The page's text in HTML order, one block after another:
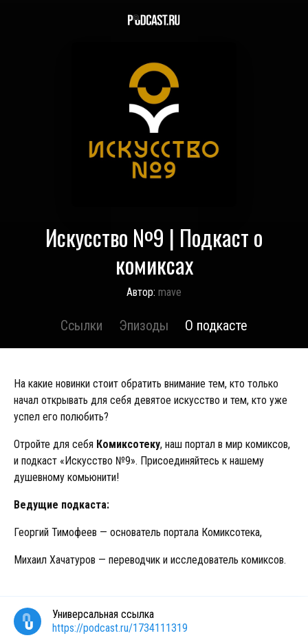
Искусство №9 | Подкаст о
комиксах
Автор: mave
Ссылки Эпизоды О подкасте
На какие новинки стоит обратить внимание тем, кто только
начал открывать для себя девятое искусство и тем, кто уже
успел его полюбить?
Отройте для себя Комиксотеку, наш портал в мир комиксов,
и подкаст «Искусство №9». Присоединяйтесь к нашему
душевному комьюнити!
Ведущие подкаста:
Георгий Тимофеев — основатель портала Комиксотека,
Михаил Хачатуров — переводчик и исследователь комиксов.
Универсальная ссылка
https://podcast.ru/1734111319